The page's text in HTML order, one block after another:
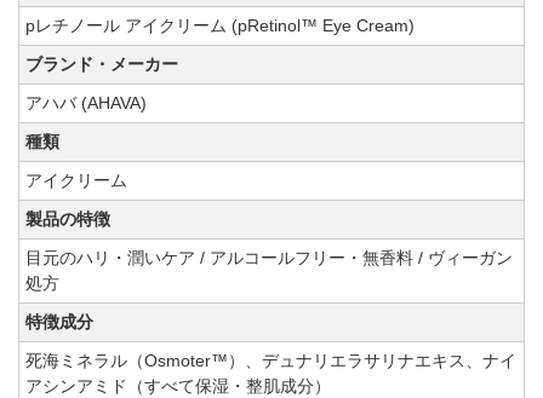
pレチノール アイクリーム (pRetinol™ Eye Cream)
ブランド・メーカー
アハバ (AHAVA)
種類
アイクリーム
製品の特徴
目元のハリ・潤いケア / アルコールフリー・無香料 / ヴィーガン
処方
特徴成分
死海ミネラル（Osmoter™）、デュナリエラサリナエキス、ナイ
アシンアミド（すべて保湿・整肌成分）